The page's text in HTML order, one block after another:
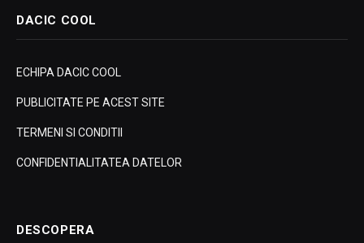
DACIC COOL
ECHIPA DACIC COOL
PUBLICITATE PE ACEST SITE
TERMENI SI CONDITII
CONFIDENTIALITATEA DATELOR
DESCOPERA